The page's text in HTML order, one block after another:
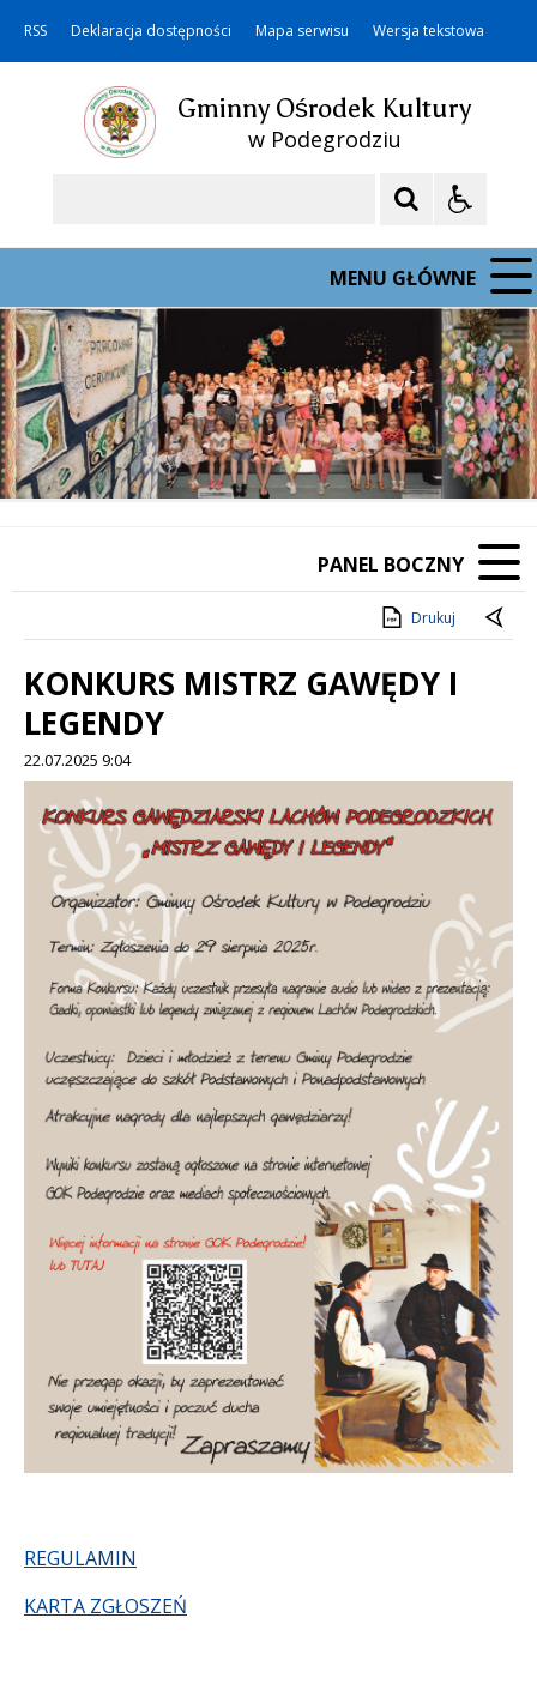
RSS Deklaracja dostępności Mapa serwisu Wersja tekstowa
Gminny Ośrodek Kultury
w Podegrodziu
MENU GŁÓWNE
PANEL BOCZNY
Drukuj
KONKURS MISTRZ GAWĘDY I
LEGENDY
22.07.2025 9:04
REGULAMIN
KARTA ZGŁOSZEŃ